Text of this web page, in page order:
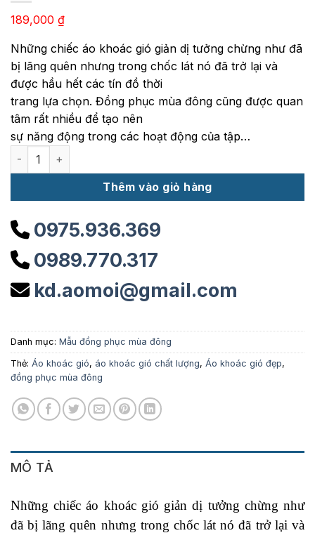
189,000 ₫
Những chiếc áo khoác gió giản dị tưởng chừng như đã
bị lãng quên nhưng trong chốc lát nó đã trở lại và
được hầu hết các tín đồ thời
trang lựa chọn. Đồng phục mùa đông cũng được quan
tâm rất nhiều để tạo nên
sự năng động trong các hoạt động của tập…
Áo khoác gió 32 số lượng
Thêm vào giỏ hàng
0975.936.369
0989.770.317
kd.aomoi@gmail.com
Danh mục: Mẫu đồng phục mùa đông
Thẻ: Áo khoác gió, áo khoác gió chất lượng, Áo khoác gió đẹp,
đồng phục mùa đông
MÔ TẢ
Những chiếc áo khoác gió giản dị tưởng chừng như
đã bị lãng quên nhưng trong chốc lát nó đã trở lại và